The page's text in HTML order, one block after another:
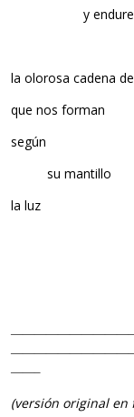
y
la olorosa cadena
que nos
según
su mantillo
la luz
——–
(versión original en